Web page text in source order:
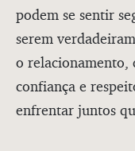
podem se sentir
serem
o relacionamento,
confiança e
enfrentar juntos